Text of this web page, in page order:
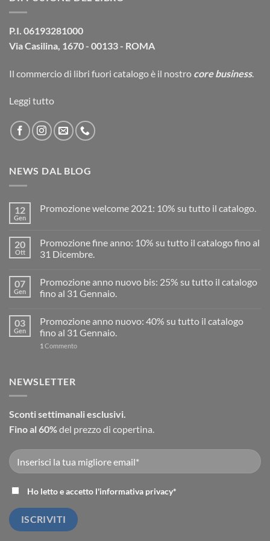
P.I. 06193281000
Via Casilina, 1670 - 00133 - ROMA
Il commercio di libri fuori catalogoè il nostro core business.
Leggi tutto
NEWS DAL BLOG
12
Gen
Promozione welcome 2021: 10% su tutto il catalogo.
20
Ott
Promozione fine anno: 10% su tutto il catalogo fino al
31 Dicembre.
07
Gen
Promozione anno nuovo bis: 25% su tutto il catalogo
fino al 31 Gennaio.
03
Gen
Promozione anno nuovo: 40% su tutto il catalogo
fino al 31 Gennaio.
1 Commento
NEWSLETTER
Sconti settimanali esclusivi.
Fino al 60%del prezzo di copertina.
Ho letto e accetto l'informativa privacy*